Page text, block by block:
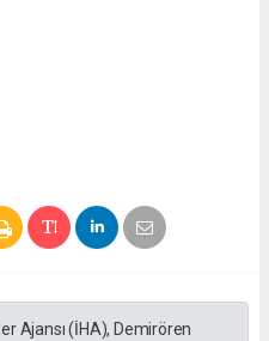
Ajansı (İHA), Demirören